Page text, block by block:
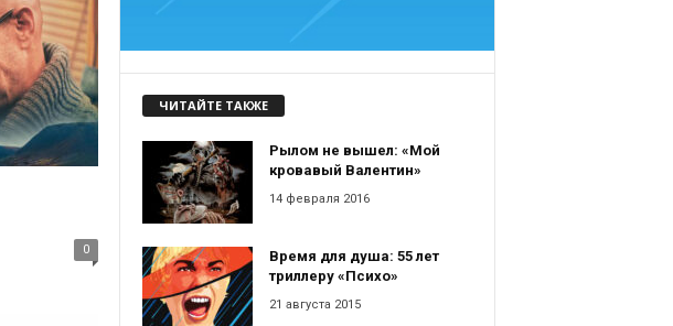
0
ЧИТАЙТЕ ТАКЖЕ
Рылом не вышел: «Мой
кровавый Валентин»
14 февраля 2016
Время для душа: 55 лет
триллеру «Психо»
21 августа 2015